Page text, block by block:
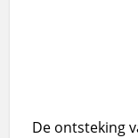
De ontsteking